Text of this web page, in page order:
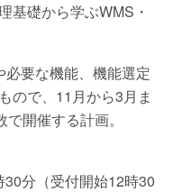
基礎から学ぶWMS・
要な機能、機能選定
ので、11月から3月ま
開催する計画。
分（受付開始12時30